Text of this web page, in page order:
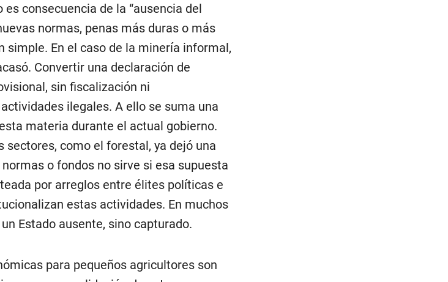
consecuencia de la “ausencia del
normas, penas más duras o más
simple. En el caso de la minería informal,
Convertir una declaración de
sin fiscalización ni
ilegales. A ello se suma una
materia durante el actual gobierno.
sectores, como el forestal, ya dejó una
o fondos no sirve si esa supuesta
por arreglos entre élites políticas e
estas actividades. En muchos
Estado ausente, sino capturado.
para pequeños agricultores son